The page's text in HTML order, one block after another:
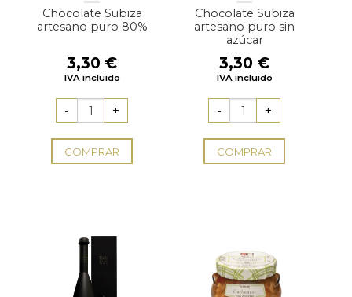
Chocolate Subiza
artesano puro 80%
3,30 €
IVA incluido
COMPRAR
Chocolate Subiza
artesano puro sin
azúcar
3,30 €
IVA incluido
COMPRAR